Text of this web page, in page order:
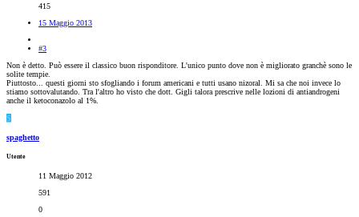
415
15 Maggio 2013
#3
Non è detto. Può essere il classico buon risponditore. L'unico punto dove non è migliorato granchè sono le
solite tempie.
Piuttosto... questi giorni sto sfogliando i forum americani e tutti usano nizoral. Mi sa che noi invece lo
stiamo sottovalutando. Tra l'altro ho visto che dott. Gigli talora prescrive nelle lozioni di antiandrogeni
anche il ketoconazolo al 1%.
S
spaghetto
Utente
11 Maggio 2012
591
0